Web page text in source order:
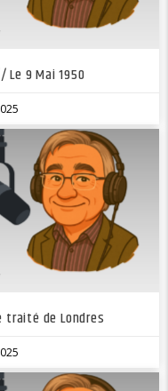
9 Mai 1950
de Londres